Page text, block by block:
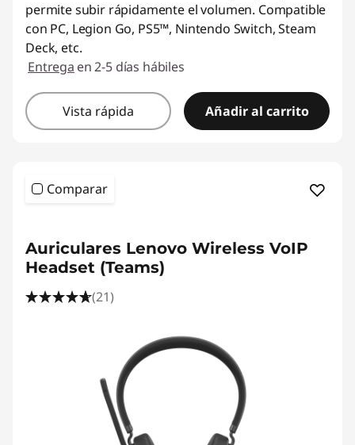
permite subir rápidamente el volumen. Compatible
con PC, Legion Go, PS5™, Nintendo Switch, Steam
Deck, etc.
Entrega en 2-5 días hábiles
Vista rápida Añadir al carrito
Comparar
Auriculares Lenovo Wireless VoIP
Headset (Teams)
(21)